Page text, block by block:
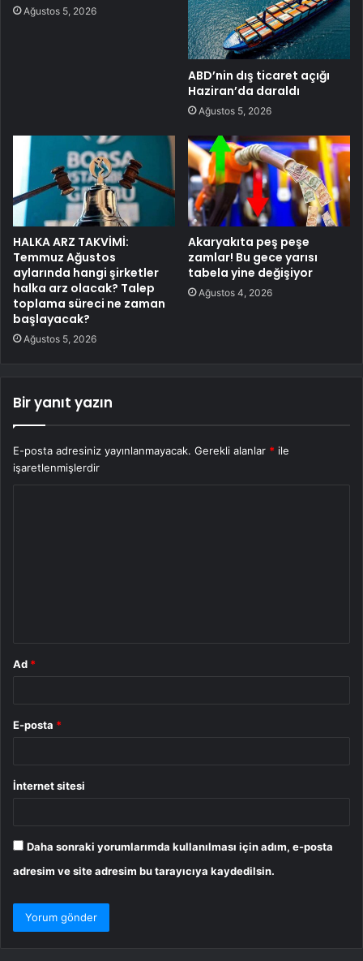
Ağustos 5, 2026
ABD’nin dış ticaret açığı
Haziran’da daraldı
Ağustos 5, 2026
HALKA ARZ TAKVİMİ:
Temmuz Ağustos
aylarında hangi şirketler
halka arz olacak? Talep
toplama süreci ne zaman
başlayacak?
Ağustos 5, 2026
Akaryakıta peş peşe
zamlar! Bu gece yarısı
tabela yine değişiyor
Ağustos 4, 2026
Bir yanıt yazın
E-posta adresiniz yayınlanmayacak. Gerekli alanlar * ile
işaretlenmişlerdir
Ad *
E-posta *
İnternet sitesi
Daha sonraki yorumlarımda kullanılması için adım, e-posta
adresim ve site adresim bu tarayıcıya kaydedilsin.